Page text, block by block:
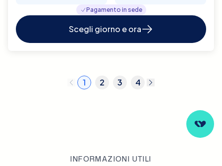
Pagamento in sede
Scegli giorno e ora
1 2 3 4
INFORMAZIONI UTILI